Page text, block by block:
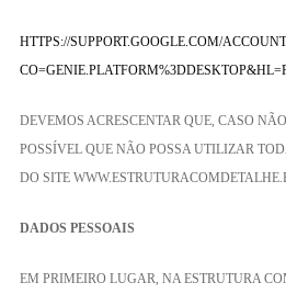
HTTPS://SUPPORT.GOOGLE.COM/
DEVEMOS ACRESCENTAR QUE, CASO
POSSÍVEL QUE NÃO POSSA UTILIZAR
DO SITE
DADOS PESSOAIS
EM PRIMEIRO LUGAR, NA ESTRUTURA